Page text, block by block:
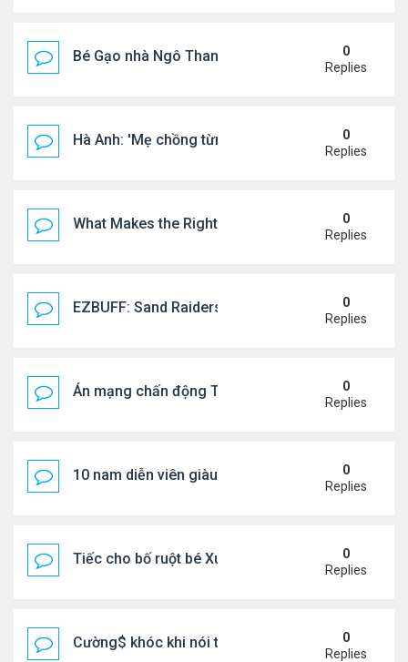
Bé Gạo nhà Ngô Thanh Vân dễ thương trong tiệc
0
Replies
Hà Anh: 'Mẹ chồng từng ngạc nhiên vì tôi luôn trả
0
Replies
What Makes the Right Retail POS Matter?0
Replies
EZBUFF: Sand Raiders of Sophie Farming
0
Replies
Án mạng chấn động Thái lan: hai chị em người
0
Replies
10 nam diễn viên giàu nhất Trung Quốc 2026
0
Replies
Tiếc cho bố ruột bé Xuân Mai ở Mỹ
0
Replies
Cường$ khóc khi nói thật về hôn nhân
0
Replies